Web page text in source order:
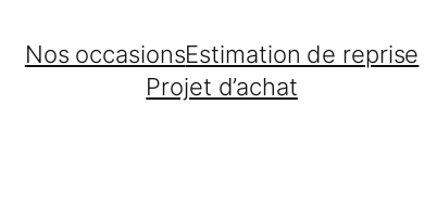
Nos occasionsEstimation de reprise
Projet d’achat